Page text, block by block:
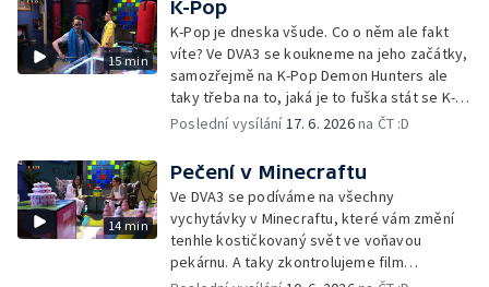
15 min
K-Pop
K-Pop je dneska všude. Co o něm ale fakt
víte? Ve DVA3 se koukneme na jeho začátky,
samozřejmě na K-Pop Demon Hunters ale
taky třeba na to, jaká je to fuška stát se K-
Pop idolem.
Poslední vysílání17. 6. 2026na ČT :D
14 min
Pečení v Minecraftu
Ve DVA3 se podíváme na všechny
vychytávky v Minecraftu, které vám změní
tenhle kostičkovaný svět ve voňavou
pekárnu. A taky zkontrolujeme film